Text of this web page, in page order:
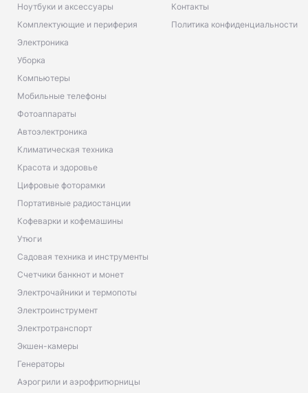
Ноутбуки и аксессуары
Комплектующие и периферия
Электроника
Уборка
Компьютеры
Мобильные телефоны
Фотоаппараты
Автоэлектроника
Климатическая техника
Красота и здоровье
Цифровые фоторамки
Портативные радиостанции
Кофеварки и кофемашины
Утюги
Садовая техника и инструменты
Счетчики банкнот и монет
Электрочайники и термопоты
Электроинструмент
Электротранспорт
Экшен-камеры
Генераторы
Аэрогрили и аэрофритюрницы
Контакты
Политика конфиденциальности